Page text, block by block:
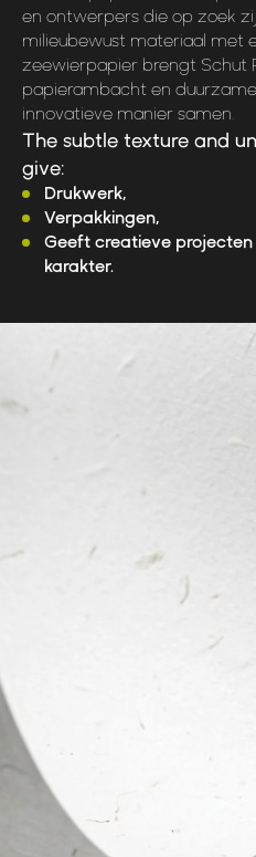
en ontwerpers die op zoek
milieubewust materiaal met
zeewierpapier brengt Schut
papierambacht en
innovatieve manier samen.
The subtle texture and
give:
Drukwerk,
Verpakkingen,
Geeft creatieve
karakter.